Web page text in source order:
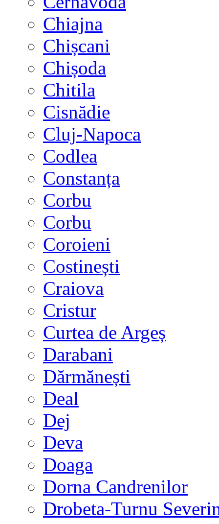
Chiajna
Chișcani
Chișoda
Chitila
Cisnădie
Cluj-Napoca
Codlea
Constanța
Corbu
Corbu
Coroieni
Costinești
Craiova
Cristur
Curtea de Argeș
Darabani
Dărmănești
Deal
Dej
Deva
Doaga
Dorna Candrenilor
Drobeta-Turnu